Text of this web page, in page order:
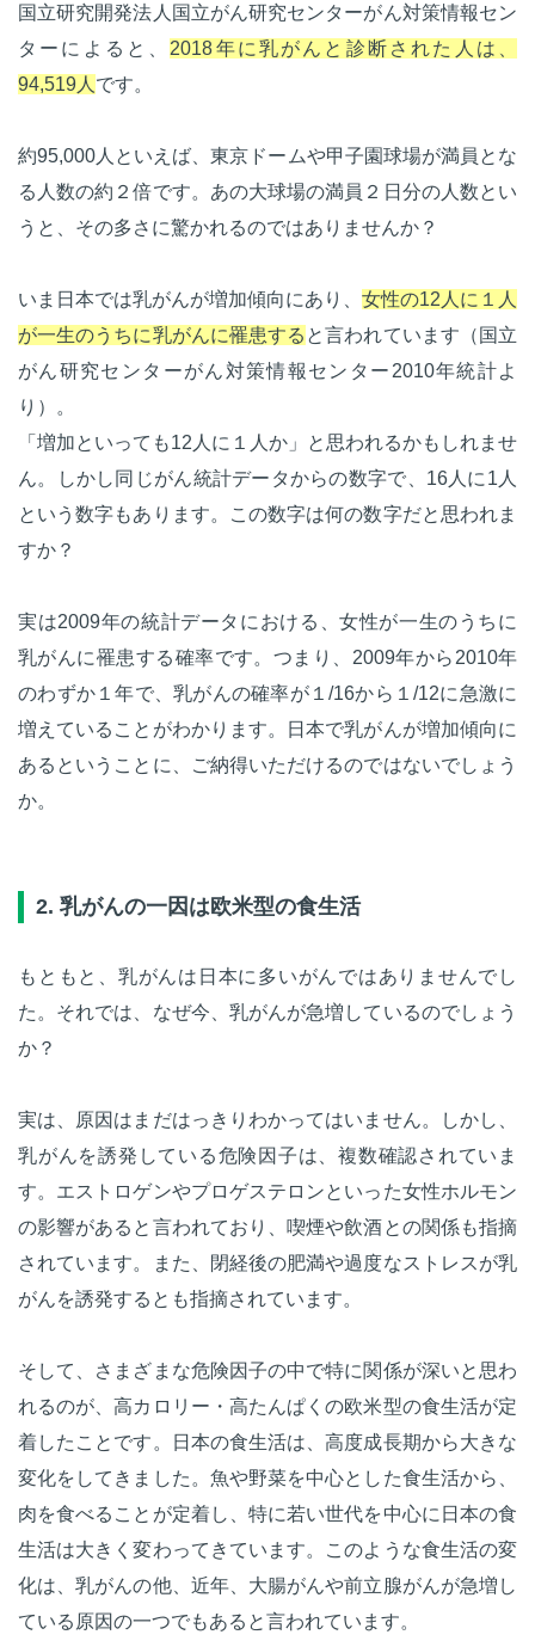
国立研究開発法人国立がん研究センターがん対策情報セン
ターによると、 2018年に乳がんと診断された人は、
94,519人 です。
約95,000人といえば、東京ドームや甲子園球場が満員とな
る人数の約２倍です。あの大球場の満員２日分の人数とい
うと、その多さに驚かれるのではありませんか？
いま日本では乳がんが増加傾向にあり、 女性の12人に１人
が一生のうちに乳がんに罹患する と言われています（国立
がん研究センターがん対策情報センター2010年統計よ
り）。
「増加といっても12人に１人か」と思われるかもしれませ
ん。しかし同じがん統計データからの数字で、16人に1人
という数字もあります。この数字は何の数字だと思われま
すか？
実は2009年の統計データにおける、女性が一生のうちに
乳がんに罹患する確率です。つまり、2009年から2010年
のわずか１年で、乳がんの確率が１/16から１/12に急激に
増えていることがわかります。日本で乳がんが増加傾向に
あるということに、ご納得いただけるのではないでしょう
か。
2. 乳がんの一因は欧米型の食生活
もともと、乳がんは日本に多いがんではありませんでし
た。それでは、なぜ今、乳がんが急増しているのでしょう
か？
実は、原因はまだはっきりわかってはいません。しかし、
乳がんを誘発している危険因子は、複数確認されていま
す。エストロゲンやプロゲステロンといった女性ホルモン
の影響があると言われており、喫煙や飲酒との関係も指摘
されています。また、閉経後の肥満や過度なストレスが乳
がんを誘発するとも指摘されています。
そして、さまざまな危険因子の中で特に関係が深いと思わ
れるのが、高カロリー・高たんぱくの欧米型の食生活が定
着したことです。日本の食生活は、高度成長期から大きな
変化をしてきました。魚や野菜を中心とした食生活から、
肉を食べることが定着し、特に若い世代を中心に日本の食
生活は大きく変わってきています。このような食生活の変
化は、乳がんの他、近年、大腸がんや前立腺がんが急増し
ている原因の一つでもあると言われています。